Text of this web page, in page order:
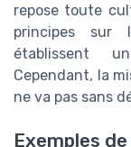
repose toute
principes sur
établissent
Cependant, la
ne va pas sans
Exemples